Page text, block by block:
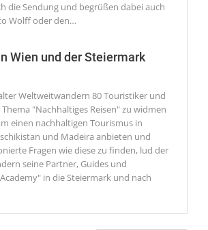
die Sendung und begrüßen dabei auch
Wolff oder den…
Wien und der Steiermark
Weltweitwandern 80 Touristiker und
"Nachhaltiges Reisen" zu widmen
einen nachhaltigen Tourismus in
und Madeira anbieten und
Fragen wie diese zu finden, lud der
seine Partner, Guides und
in die Steiermark und nach